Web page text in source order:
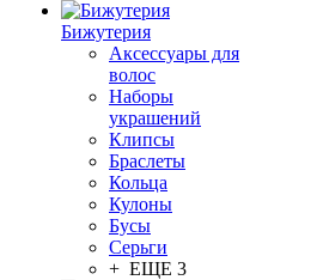
Бижутерия
Аксессуары для
волос
Наборы
украшений
Клипсы
Браслеты
Кольца
Кулоны
Бусы
Серьги
+ ЕЩЕ 3